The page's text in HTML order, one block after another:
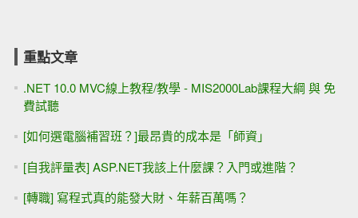
重點文章
.NET 10.0 MVC線上教程/教學 - MIS2000Lab課程大綱 與 免
費試聽
[如何選電腦補習班？]最昂貴的成本是「師資」
[自我評量表] ASP.NET我該上什麼課？入門或進階？
[轉職] 寫程式真的能發大財、年薪百萬嗎？